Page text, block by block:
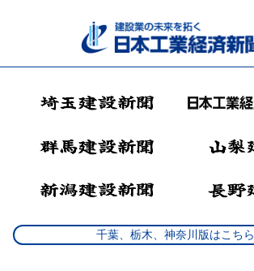
千葉、栃木、神奈川版はこちら